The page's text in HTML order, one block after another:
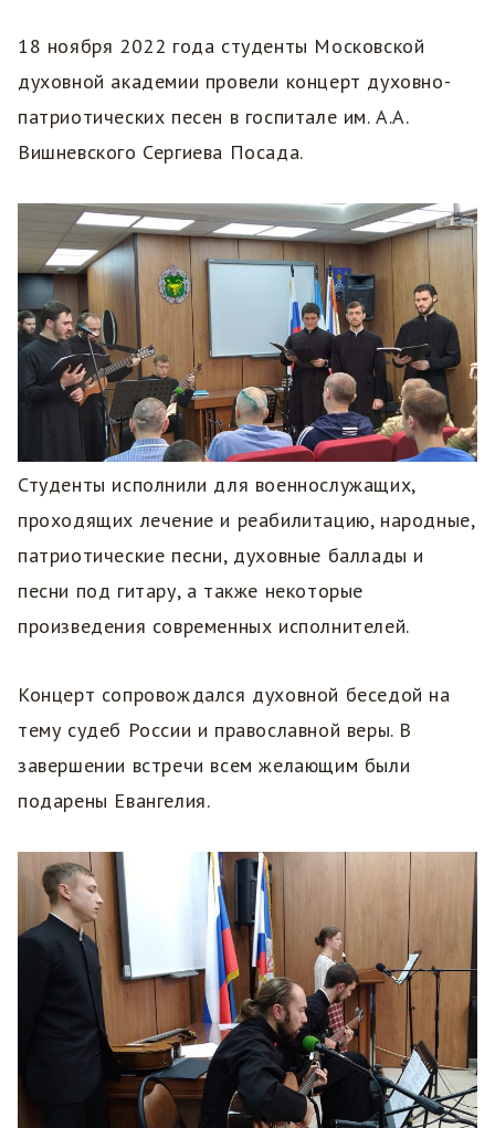
18 ноября 2022 года студенты Московской
духовной академии провели концерт духовно-
патриотических песен в госпитале им. А.А.
Вишневского Сергиева Посада.
Студенты исполнили для военнослужащих,
проходящих лечение и реабилитацию, народные,
патриотические песни, духовные баллады и
песни под гитару, а также некоторые
произведения современных исполнителей.
Концерт сопровождался духовной беседой на
тему судеб России и православной веры. В
завершении встречи всем желающим были
подарены Евангелия.